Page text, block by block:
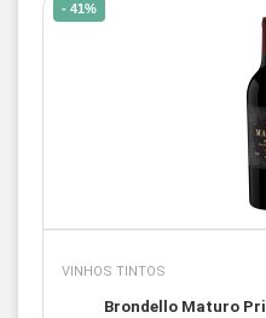
- 41%
VINHOS TINTOS
Brondello Maturo